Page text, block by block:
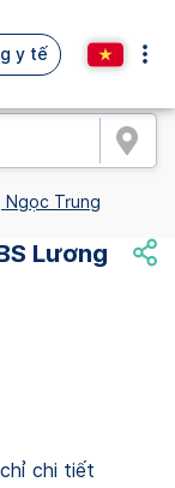
y tế
Ngọc Trung
Lương
chi tiết